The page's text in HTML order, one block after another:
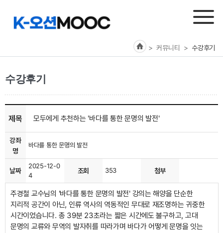
> 커뮤니티 > 수강후기
수강후기
제목 모두에게 추천하는 '바다를 통한 문명의 발전'
강좌
명
바다를 통한 문명의 발전
날짜
2025-12-0
4
조회 353 첨부
주경철 교수님의 '바다를 통한 문명의 발전' 강의는 해양을 단순한
지리적 공간이 아닌, 인류 역사의 역동적인 무대로 재조명하는 귀중한
시간이었습니다. 총 39분 23초라는 짧은 시간에도 불구하고, 고대
문명의 교류와 무역의 발자취를 따라가며 바다가 어떻게 문명을 잇는